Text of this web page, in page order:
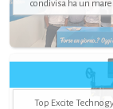
condivisa ha un
Top Excite